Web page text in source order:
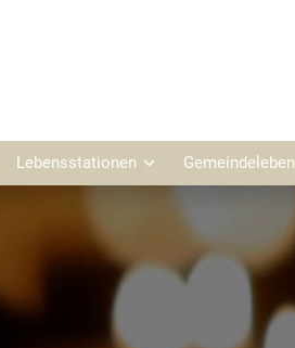
Pfarrgemeinderat St. Leonhard
Kirchenverwaltung St. Leonhard
Kirchenmusik St. Leonhard
Lebensstationen Gemeindeleben